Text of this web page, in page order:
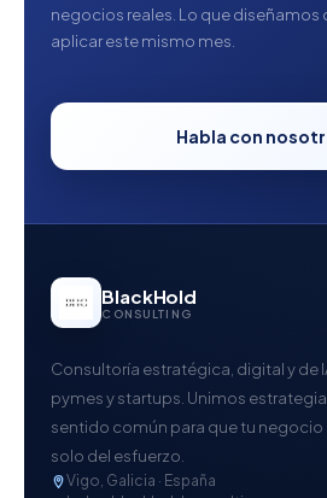
negocios reales. Lo que
aplicar este mismo mes.
Habla con
BlackHold
CONSULTING
Consultoría estratégica, digital y de
pymes y startups. Unimos
sentido común para que tu
solo del esfuerzo.
Vigo, Galicia · España